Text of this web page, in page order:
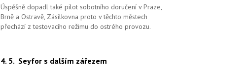
Úspěšně dopadl také pilot sobotního doručení v Praze,
Brně a Ostravě, Zásilkovna proto v těchto městech
přechází z testovacího režimu do ostrého provozu.
4. 5. Seyfor s dalším zářezem